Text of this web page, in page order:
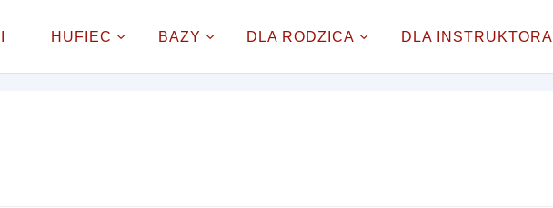
> Przejdź do treści
HUFIEC BAZY DLA RODZICA DLA INSTRUKTORA